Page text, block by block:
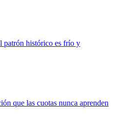
patrón histórico es frío y
que las cuotas nunca aprenden